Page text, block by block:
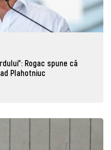
Rogac spune că
Plahotniuc